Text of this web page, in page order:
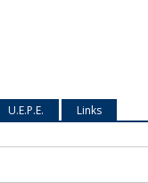
U.E.P.E.
Links